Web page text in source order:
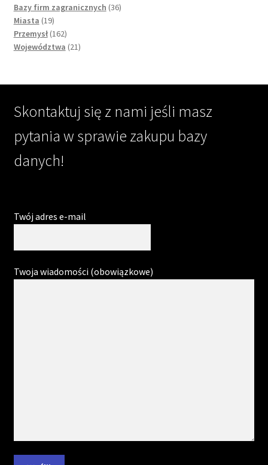
products
Bazy firm zagranicznych 3636
Miasta 1919
products
Przemysł 162162
products
Województwa 2121
Skontaktuj się z nami jeśli masz
pytania w sprawie zakupu bazy
danych!
Twój adres e-mail
Twoja wiadomości (obowiązkowe)